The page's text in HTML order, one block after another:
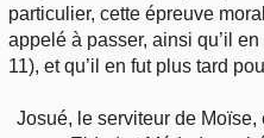
particulier, cette épreuve
appelé à passer, ainsi qu’il
11), et qu’il en fut plus tard
Josué, le serviteur de